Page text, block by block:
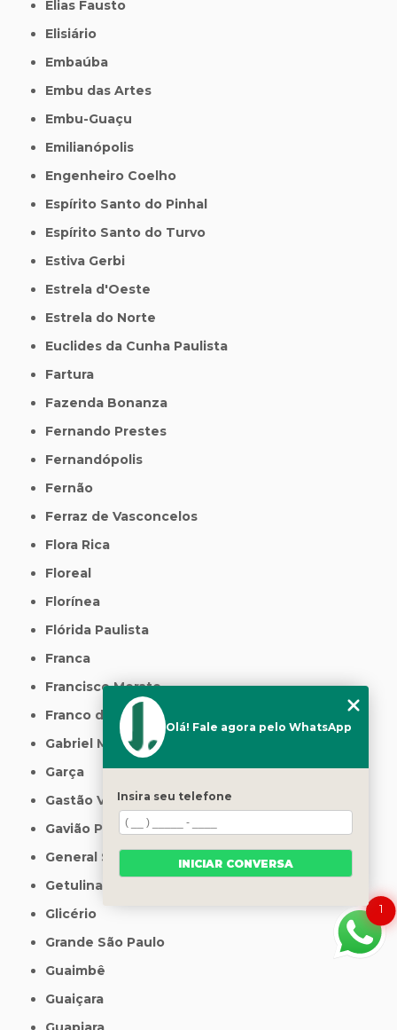
Elias Fausto
Elisiário
Embaúba
Embu das Artes
Embu-Guaçu
Emilianópolis
Engenheiro Coelho
Espírito Santo do Pinhal
Espírito Santo do Turvo
Estiva Gerbi
Estrela d'Oeste
Estrela do Norte
Euclides da Cunha Paulista
Fartura
Fazenda Bonanza
Fernando Prestes
Fernandópolis
Fernão
Ferraz de Vasconcelos
Flora Rica
Floreal
Florínea
Flórida Paulista
Franca
Francisco Morato
Franco da Rocha
Gabriel Monteiro
Garça
Gastão Vidigal
Gavião Peixoto
General Salgado
Getulina
Glicério
Grande São Paulo
Guaimbê
Guaiçara
1
Olá! Fale agora pelo WhatsApp
Insira seu telefone
INICIAR CONVERSA